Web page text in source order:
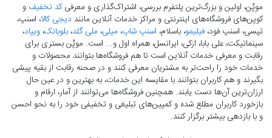
موپُن، اولین و بزرگ‌ترین پلتفرم بررسی، اشتراک‌گذاری و معرفیکد تخفیف و
کوپن‌های فروشگاه‌های اینترنتی و مراکز خدمات آنلاین مانند دیجی کالا، اسنپ،
تپسی، اسنپ فود، فیلیمو، باسلام، اسنپ شاپ، میلی، ملی گلد، بلوبانک، ویپاد،
سینماتیکت، علی بابا، ازکی، ایرانسل، همراه اول و... است. موپُن بستری برای
رقابت و معرفی خدمات آنلاین است تا هم فروشگاه‌ها بتوانند محصولات و
خدمات خود را راحت‌تر به مشتریان معرفی کنند و در صحنه رقابت از بقیه پیشی
بگیرند و هم کاربران بتوانند با مقایسه این خدمات، به بهترین و در عین حال
ارزان‌ترین آن‌ها دست‌ یابند. همچنین فروشگاه‌ها می‌توانند از آمار، ارقام و
بازخورد کاربران مطلع شده و کمپین‌های تبلیغی و تخفیفی خود را به نحو احسن
و با بازدهی بیشتر برگزار کنند.